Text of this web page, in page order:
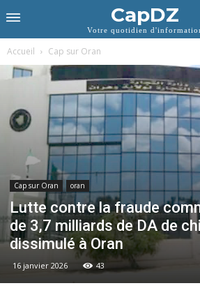
CapDZ
Votre quotidien
Accueil Cap sur Oran
Cap sur Oran oran
Lutte contre la fraude
de 3,7 milliards de DA de
dissimulé à Oran
16 janvier 2026 43